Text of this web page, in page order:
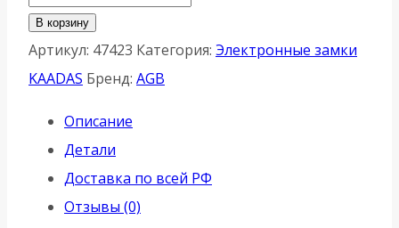
товара
Замок
врезной
Kaadas
Lambo
K13F
В корзину
Артикул: 47423 Категория: Электронные замки
KAADAS Бренд: AGB
Описание
Детали
Доставка по всей РФ
Отзывы (0)